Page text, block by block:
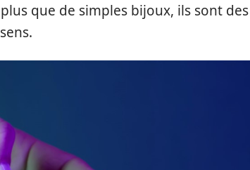
que de simples bijoux, ils sont des